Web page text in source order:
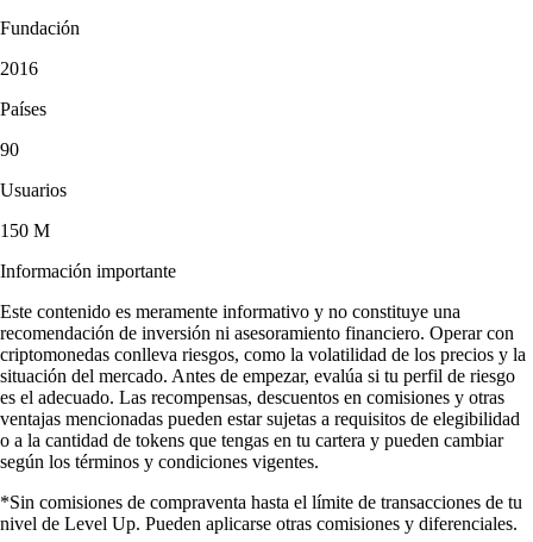
Fundación
2016
Países
90
Usuarios
150 M
Información importante
Este contenido es meramente informativo y no constituye una
recomendación de inversión ni asesoramiento financiero. Operar con
criptomonedas conlleva riesgos, como la volatilidad de los precios y la
situación del mercado. Antes de empezar, evalúa si tu perfil de riesgo
es el adecuado. Las recompensas, descuentos en comisiones y otras
ventajas mencionadas pueden estar sujetas a requisitos de elegibilidad
o a la cantidad de tokens que tengas en tu cartera y pueden cambiar
según los términos y condiciones vigentes.
*Sin comisiones de compraventa hasta el límite de transacciones de tu
nivel de Level Up. Pueden aplicarse otras comisiones y diferenciales.